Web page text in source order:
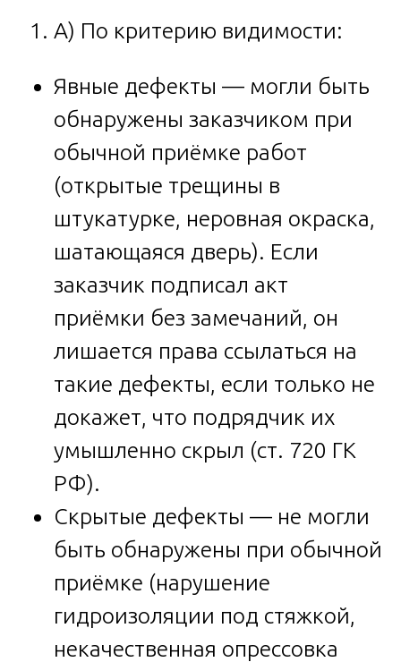
A) По критерию видимости:
Явные дефекты — могли быть
обнаружены заказчиком при
обычной приёмке работ
(открытые трещины в
штукатурке, неровная окраска,
шатающаяся дверь). Если
заказчик подписал акт
приёмки без замечаний, он
лишается права ссылаться на
такие дефекты, если только не
докажет, что подрядчик их
умышленно скрыл (ст. 720 ГК
РФ).
Скрытые дефекты — не могли
быть обнаружены при обычной
приёмке (нарушение
гидроизоляции под стяжкой,
некачественная опрессовка